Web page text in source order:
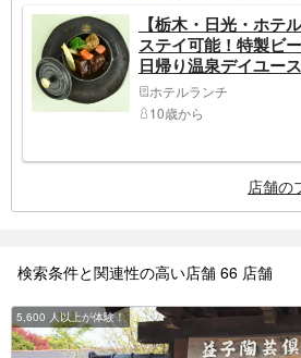
【栃木・日光・ホテ
ステイ可能！特製ビ
日帰り温泉デイユー
ホテルランチ
10歳から
店舗の
検索条件と関連性の高い店舗 66 店舗
5,600 人以上が体験！